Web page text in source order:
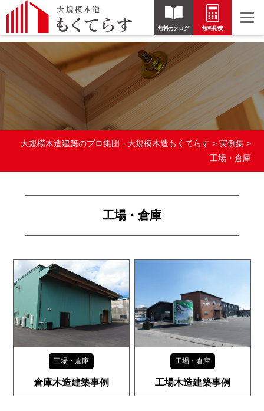
無料カタログ 無料見積
大規模木造建築のプロ集団 - 大規模木造もくてらす > 実例集>
工場・倉庫
工場・倉庫
工場・倉庫
倉庫木造建築事例
工場・倉庫
工場木造建築事例